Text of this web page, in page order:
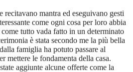
recitavano mantra ed eseguivano gesti
come ogni cosa per loro abbia
tutto vada fatto in un determinato
è stata secondo me la più bella
famiglia ha potuto passare al
mettere le fondamenta della casa.
aggiunte alcune offerte come la